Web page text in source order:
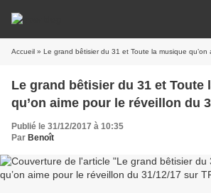
Accueil » Le grand bêtisier du 31 et Toute la musique qu’on aime pour
Le grand bêtisier du 31 et Toute
qu’on aime pour le réveillon du
Publié le 31/12/2017 à 10:35
Par Benoît